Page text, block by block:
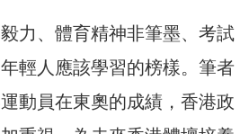
力、體育精神非筆墨、考試
輕人應該學習的榜樣。筆者
動員在東奧的成績，香港政